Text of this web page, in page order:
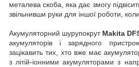
металева скоба, яка дає змогу
звільнивши руки для іншої роботи,
Акумуляторний шурупокрут Makita
акумуляторів і зарядного
зацікавить тих, хто вже має
з літій-іонними акумуляторами з